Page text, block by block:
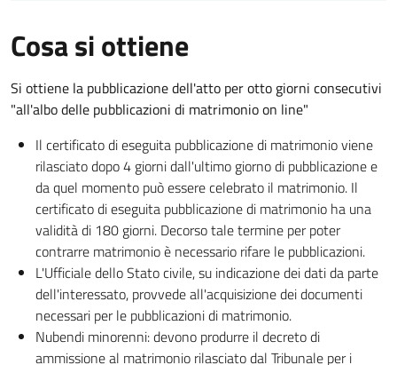
Cosa si ottiene
Si ottiene la pubblicazione dell'atto per otto giorni consecutivi
"all'albo delle pubblicazioni di matrimonio on line"
Il certificato di eseguita pubblicazione di matrimonio viene
rilasciato dopo 4 giorni dall'ultimo giorno di pubblicazione e
da quel momento può essere celebrato il matrimonio. Il
certificato di eseguita pubblicazione di matrimonio ha una
validità di 180 giorni. Decorso tale termine per poter
contrarre matrimonio è necessario rifare le pubblicazioni.
L'Ufficiale dello Stato civile, su indicazione dei dati da parte
dell'interessato, provvede all'acquisizione dei documenti
necessari per le pubblicazioni di matrimonio.
Nubendi minorenni: devono produrre il decreto di
ammissione al matrimonio rilasciato dal Tribunale per i